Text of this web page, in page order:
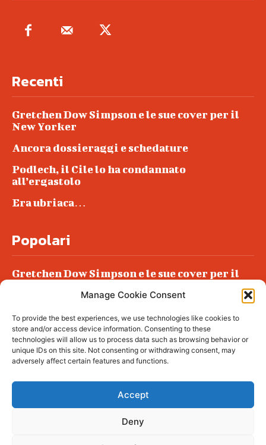
Manage Cookie Consent
To provide the best experiences, we use technologies like cookies to
store and/or access device information. Consenting to these
technologies will allow us to process data such as browsing behavior or
unique IDs on this site. Not consenting or withdrawing consent, may
adversely affect certain features and functions.
Accept
Deny
Recenti
Gretchen Dow Simpson e le sue cover per il
New Yorker
Ancora dossieraggi e schedature
Podlech, il Cile lo ha condannato
all’ergastolo
Era ubriaca…
Popolari
Gretchen Dow Simpson e le sue cover per il
Podlech, il Cile lo ha condannato
all’ergastolo
Era ubriaca…
© tagDiv - All rights reserved. Made with